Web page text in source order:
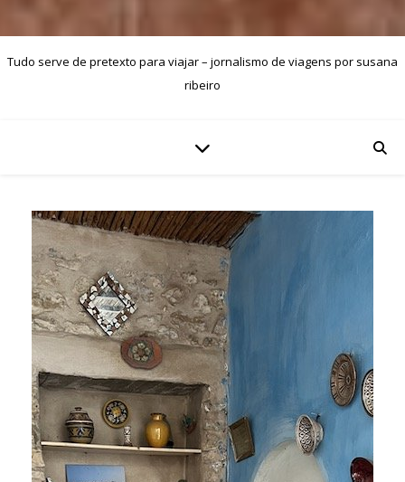
Tudo serve de pretexto para viajar – jornalismo de viagens por susana
ribeiro